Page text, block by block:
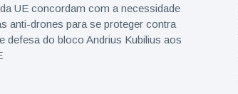
UE concordam com a necessidade
anti-drones para se proteger contra
do bloco Andrius Kubilius aos